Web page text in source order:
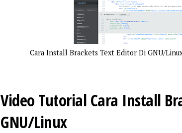
Cara Install Brackets Text Editor Di GNU/
Video Tutorial Cara Install
GNU/Linux